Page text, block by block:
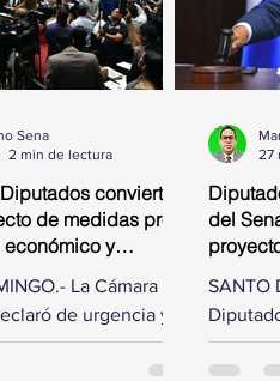
convierte
de medidas pro-
y
La Cámara de
de urgencia y
este jueves, al
discusiones
Sena
2 min de lectura
del
SANTO
las
Senado
27